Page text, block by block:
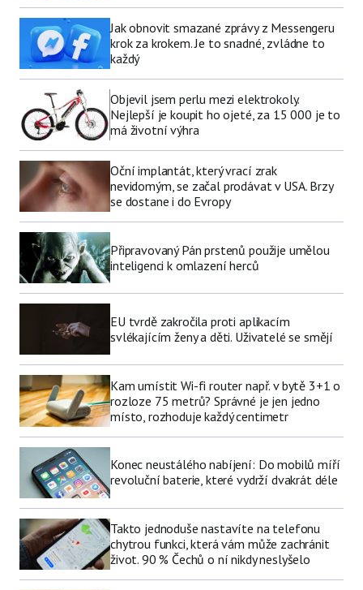
Jak obnovit smazané zprávy z Messengeru
krok za krokem. Je to snadné, zvládne to
každý
Objevil jsem perlu mezi elektrokoly.
Nejlepší je koupit ho ojeté, za 15 000 je to
má životní výhra
Oční implantát, který vrací zrak
nevidomým, se začal prodávat v USA. Brzy
se dostane i do Evropy
Připravovaný Pán prstenů použije umělou
inteligenci k omlazení herců
EU tvrdě zakročila proti aplikacím
svlékajícím ženy a děti. Uživatelé se smějí
Kam umístit Wi-fi router např. v bytě 3+1 o
rozloze 75 metrů? Správné je jen jedno
místo, rozhoduje každý centimetr
Konec neustálého nabíjení: Do mobilů míří
revoluční baterie, které vydrží dvakrát déle
Takto jednoduše nastavíte na telefonu
chytrou funkci, která vám může zachránit
život. 90 % Čechů o ní nikdy neslyšelo